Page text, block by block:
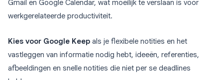
Gmail en Google Calendar, wat moeilijk te verslaan is voor
werkgerelateerde productiviteit.
Kies voor Google Keep als je flexibele notities en het
vastleggen van informatie nodig hebt, ideeën, referenties,
afbeeldingen en snelle notities die niet per se deadlines